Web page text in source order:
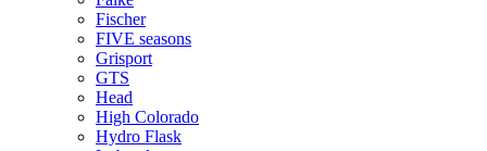
Fischer
FIVE seasons
Grisport
GTS
Head
High Colorado
Hydro Flask